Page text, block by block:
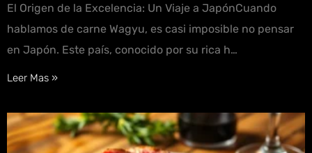
El Origen de la Excelencia: Un Viaje a JapónCuando
hablamos de carne Wagyu, es casi imposible no pensar
en Japón. Este país, conocido por su rica h…
Leer Mas »